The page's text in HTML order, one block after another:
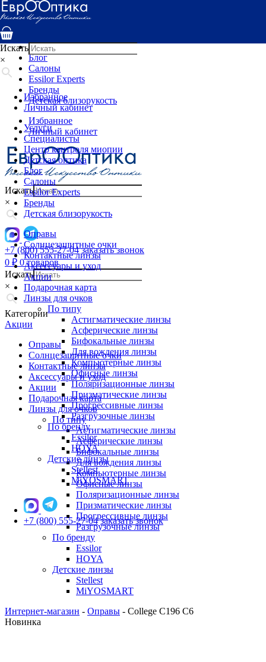
Услуги
Специалисты
Детская оптика
Блог
Салоны
Essilor Experts
Бренды
Детская близорукость
Избранное
Личный кабинет
Искать
×
+7 (800) 555-27-04 заказать звонок
0 ₽ 0 товаров
Искать
×
Категории
Акции
Оправы
Солнцезащитные очки
Контактные линзы
Аксессуары и уход
Акции
Подарочная карта
Линзы для очков
По типу
Астигматические линзы
Асферические линзы
Бифокальные линзы
Для вождения линзы
Компьютерные линзы
Офисные линзы
Поляризационные линзы
Призматические линзы
Прогрессивные линзы
Разгрузочные линзы
По бренду
Essilor
HOYA
Детские линзы
Stellest
MiYOSMART
Искать
×
Избранное
Личный кабинет
Услуги
Специалисты
Центр контроля миопии
Детская оптика
Блог
Салоны
Essilor Experts
Бренды
Детская близорукость
Оправы
Солнцезащитные очки
Контактные линзы
Аксессуары и уход
Акции
Подарочная карта
Линзы для очков
По типу
Астигматические линзы
Асферические линзы
Бифокальные линзы
Для вождения линзы
Компьютерные линзы
Офисные линзы
Поляризационные линзы
Призматические линзы
Прогрессивные линзы
Разгрузочные линзы
По бренду
Essilor
HOYA
Детские линзы
Stellest
MiYOSMART
+7 (800) 555-27-04 заказать звонок
Интернет-магазин - Оправы - College C196 C6
Новинка